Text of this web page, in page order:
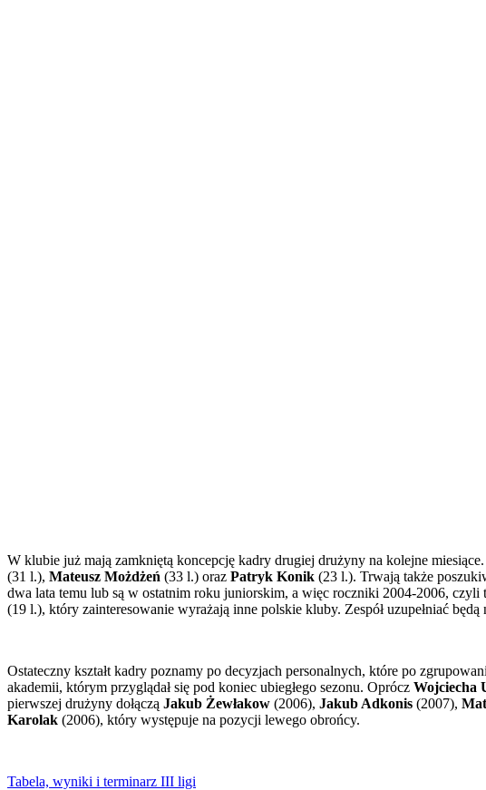
W klubie już mają zamkniętą koncepcję kadry drugiej drużyny na kolejne
(31 l.), Mateusz Możdżeń (33 l.) oraz Patryk Konik (23 l.). Trwają także
dwa lata temu lub są w ostatnim roku juniorskim, a więc roczniki 2004-2006, czyli
(19 l.), który zainteresowanie wyrażają inne polskie kluby. Zespół uzupełniać
Ostateczny kształt kadry poznamy po decyzjach personalnych, które po
akademii, którym przyglądał się pod koniec ubiegłego sezonu. Oprócz Wojciecha
pierwszej drużyny dołączą Jakub Żewłakow (2006), Jakub Adkonis (2007),
Karolak (2006), który występuje na pozycji lewego obrońcy.
Tabela, wyniki i terminarz III ligi